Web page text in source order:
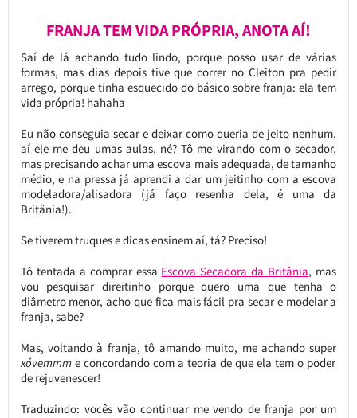
FRANJA TEM VIDA PRÓPRIA, ANOTA AÍ!
Saí de lá achando tudo lindo, porque posso usar de várias
formas, mas dias depois tive que correr no Cleiton pra pedir
arrego, porque tinha esquecido do básico sobre franja: ela tem
vida própria! hahaha
Eu não conseguia secar e deixar como queria de jeito nenhum,
aí ele me deu umas aulas, né? Tô me virando com o secador,
mas precisando achar uma escova mais adequada, de tamanho
médio, e na pressa já aprendi a dar um jeitinho com a escova
modeladora/alisadora (já faço resenha dela, é uma da
Britânia!).
Se tiverem truques e dicas ensinem aí, tá? Preciso!
Tô tentada a comprar essa Escova Secadora da Britânia, mas
vou pesquisar direitinho porque quero uma que tenha o
diâmetro menor, acho que fica mais fácil pra secar e modelar a
franja, sabe?
Mas, voltando à franja, tô amando muito, me achando super
xóvemmme concordando com a teoria de que ela tem o poder
de rejuvenescer!
Traduzindo: vocês vão continuar me vendo de franja por um